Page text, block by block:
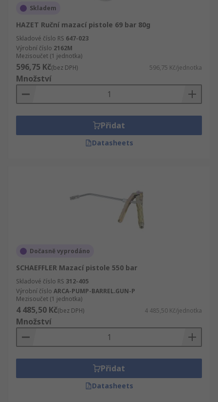
Skladem
HAZET Ruční mazací pistole 69 bar 80g
Skladové číslo RS 647-023
Výrobní číslo 2162M
Mezisoučet (1 jednotka)
596,75 Kč(bez DPH) 596,75 Kč/jednotka
Množství
Přidat
Datasheets
Dočasně vyprodáno
SCHAEFFLER Mazací pistole 550 bar
Skladové číslo RS 312-405
Výrobní číslo ARCA-PUMP-BARREL.GUN-P
Mezisoučet (1 jednotka)
4 485,50 Kč(bez DPH) 4 485,50 Kč/jednotka
Množství
Přidat
Datasheets